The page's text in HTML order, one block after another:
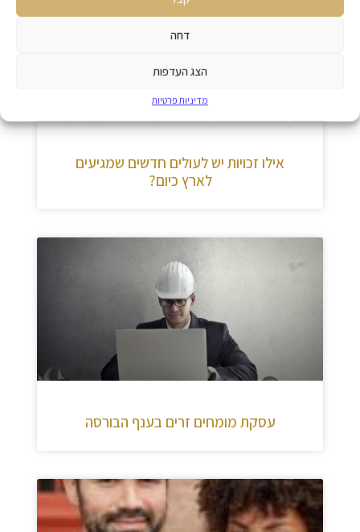
דחה
הצג העדפות
מדיניות פרטיות
אילו זכויות יש לעולים חדשים שמגיעים
לארץ כיום?
עסקת מומחים זרים בענף הבורסה